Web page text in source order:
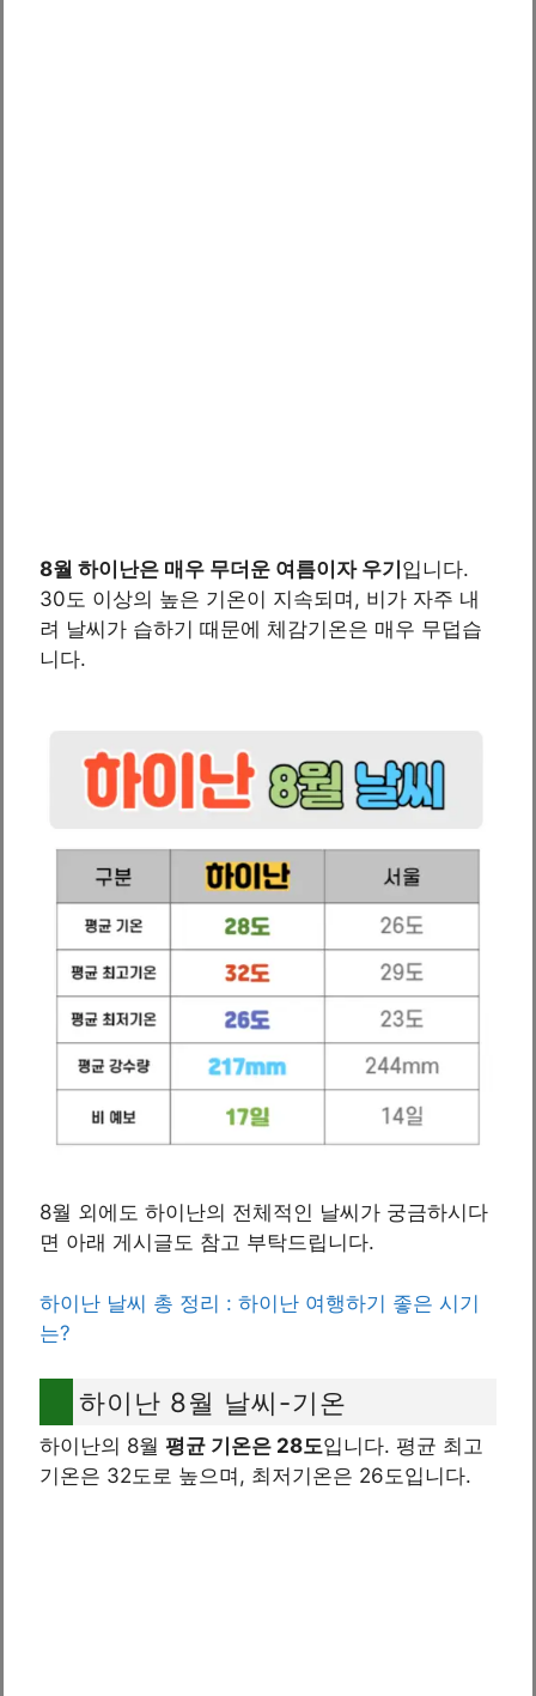
8월 하이난은 매우 무더운 여름이자 우기입니다.
30도 이상의 높은 기온이 지속되며, 비가 자주 내
려 날씨가 습하기 때문에 체감기온은 매우 무덥습
니다.
8월 외에도 하이난의 전체적인 날씨가 궁금하시다
면 아래 게시글도 참고 부탁드립니다.
하이난 날씨 총 정리 : 하이난 여행하기 좋은 시기
는?
하이난 8월 날씨-기온
하이난의 8월 평균 기온은 28도입니다. 평균 최고
기온은 32도로 높으며, 최저기온은 26도입니다.